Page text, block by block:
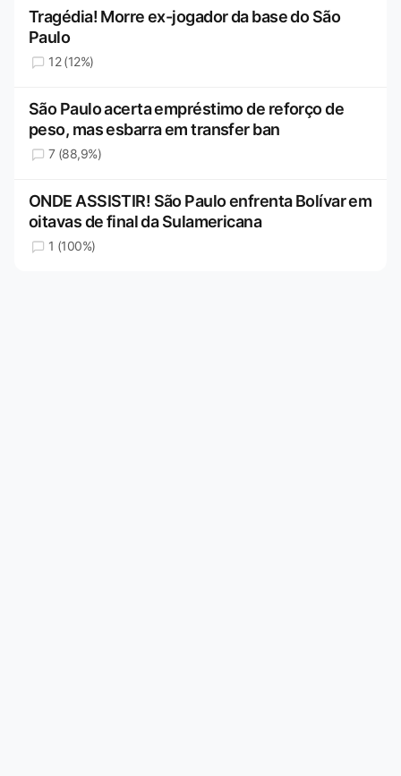
Tragédia! Morre ex-jogador da base do São
Paulo
12 (12%)
São Paulo acerta empréstimo de reforço de
peso, mas esbarra em transfer ban
7 (88,9%)
ONDE ASSISTIR! São Paulo enfrenta Bolívar em
oitavas de final da Sulamericana
1 (100%)